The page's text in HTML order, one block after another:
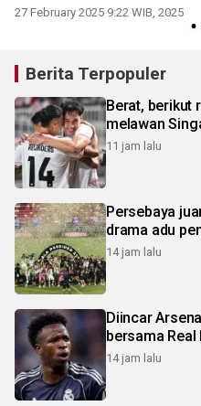
27 February 2025 9:22 WIB, 2025
Berita Terpopuler
Berat, berikut
melawan
11 jam lalu
Persebaya
drama adu
14 jam lalu
Diincar Arsenal, Vinicius
bersama Real
14 jam lalu